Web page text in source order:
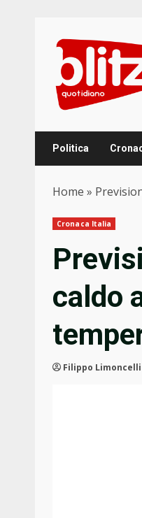
content
Politica
Home »
Cronaca Italia
caldo
Filippo Limoncelli